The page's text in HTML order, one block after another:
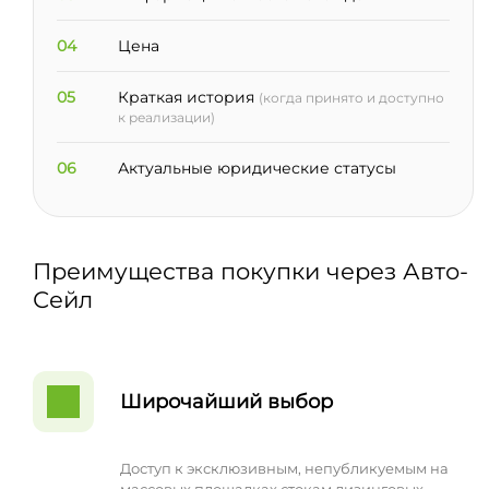
04 Цена
05 Краткая история (когда принято и доступно
к реализации)
06 Актуальные юридические статусы
Преимущества покупки через Авто-
Сейл
Широчайший выбор
Доступ к эксклюзивным, непубликуемым на